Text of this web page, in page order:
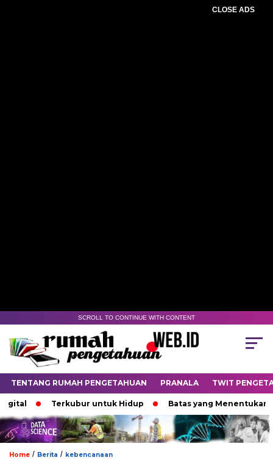
CLOSE ADS
SCROLL TO CONTINUE WITH CONTENT
TENTANG RUMAH PENGETAHUAN PRANALA TWIT
Terkubur untuk Hidup Batas yang Menentukan Nasib
Home / Berita / kebencanaan